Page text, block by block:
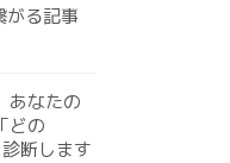
がる記事
あなたの
どの
断します